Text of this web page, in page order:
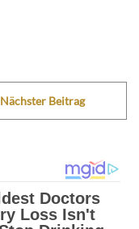
Nächster Beitrag